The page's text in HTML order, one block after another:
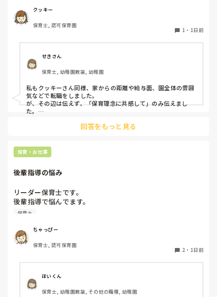
私自身、園の雰囲気とか園の規模、保育内容は勘案しますが
正直なところ、家から通いやすいか、給与はどうか…という
ところに重きを置いています
皆さんは、志望動機をどのように答えていますか？また、本
音はどうですか？
クッキー
保育士, 認可保育園
1 ・ 1日前
せきさん
保育士, 幼稚園教諭, 幼稚園
私もクッキーさん同様、家からの距離や給与面、園全体の雰囲
気などで転職をしました。
が、その辺は伝えず、「保育理念に共感して」のみ伝えまし
た。
回答をもっと見る
保育・お仕事
後輩指導の悩み
リーダー保育士です。
後輩指導で悩んでます。
初めて年長を持つ後輩がいますが
いで様子見てると直前になるまで何もアクションがなかった
り
他の職員に聞いてる様子もなくて
よほど自分に聞きづらいのか、聞く必要性さえ感じないの
か、もうよくわからないです。
保育士
ちゃっぴー
保育士, 認可保育園
2 ・ 1日前
ほいくん
保育士, 幼稚園教諭, その他の職種, 幼稚園